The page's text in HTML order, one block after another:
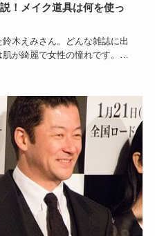
！メイク道具は何を使っ
木えみさん。どんな雑誌に出
が綺麗で女性の憧れです。ど